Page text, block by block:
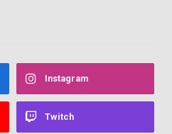
Instagram
Twitch